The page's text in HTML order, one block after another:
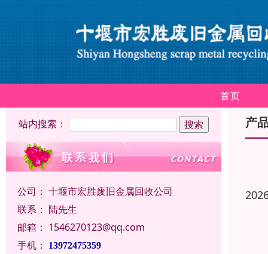
首页
站内搜索：
公司： 十堰市宏胜废旧金属回收公司
联系： 陆先生
邮箱： 1546270123@qq.com
手机：
13972475359
产